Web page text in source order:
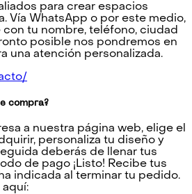
para crear espacios
Vía WhatsApp o por este medio,
con tu nombre, teléfono, ciudad
posible nos pondremos en
una atención personalizada.
compra?
a nuestra página web, elige el
personaliza tu diseño y
deberás de llenar tus
de pago ¡Listo! Recibe tus
indicada al terminar tu pedido.